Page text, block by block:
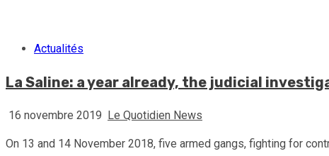
Actualités
La Saline: a year already, the judicial
16 novembre 2019 Le Quotidien News
On 13 and 14 November 2018, five armed gangs, fighting for